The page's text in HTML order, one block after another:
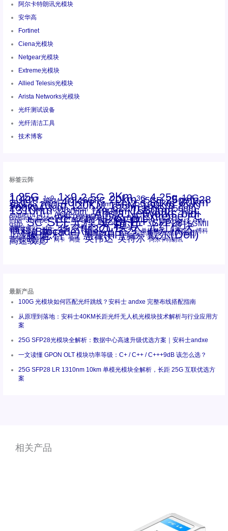
阿尔卡特朗讯光模块
安华高
Fortinet
Ciena光模块
Netgear光模块
Extreme光模块
Allied Telesis光模块
Arista Networks光模块
光纤测试设备
光纤清洁工具
技术博客
标签云阵
1.25G 1x9 1×9 2.5G 2Km 3G 4.25g 10G
10km 15KM 16G 16GFC 20km 25GE 25gsfp28
28.05G 30km 40Km 50m 53.125G 60km 80km
100km 100m 120KM 155M 160km 200G
200KM 300m 400m 550m 622m 800G 850nm
1310nm 1330nm 1490nm 1550nm 2500m
ANBR-1414TZ AOC Arista Arista Networks bidi
Brocade Cisco CSFP光模块 DAC Dell Extreme FC
Intel Juniper LC MPO-LC Netgear NVIDIA OM2 OM3 OM4
qsfp SC SFF光模块 SFP+ SFP28 SGMII
st螺纹接口 xfp 万兆 交换机 光模块 光纤模块
千兆光模块 华三 华三(H3C) 华为 单模单芯 单模双芯 博科
博科(Brocade) 博通 友讯 多模 安华高 安华高(Avago)
工业级 思科 惠普 惠普(HP) 戴尔 戴尔(Dell)
百兆 瞻博 网卡 网捷 英伟达 英特尔 阿尔卡特朗讯
高速线缆
最新产品
100G 光模块如何匹配光纤跳线？安科士 andxe 完整布线搭配指南
从原理到落地：安科士40KM长距光纤无人机光模块技术解析与行业应用方
案
25G SFP28光模块全解析：数据中心高速升级优选方案｜安科士andxe
一文读懂 GPON OLT 模块功率等级：C+ / C++ / C+++9dB 该怎么选？
25G SFP28 LR 1310nm 10km 单模光模块全解析，长距 25G 互联优选方
案
相关产品